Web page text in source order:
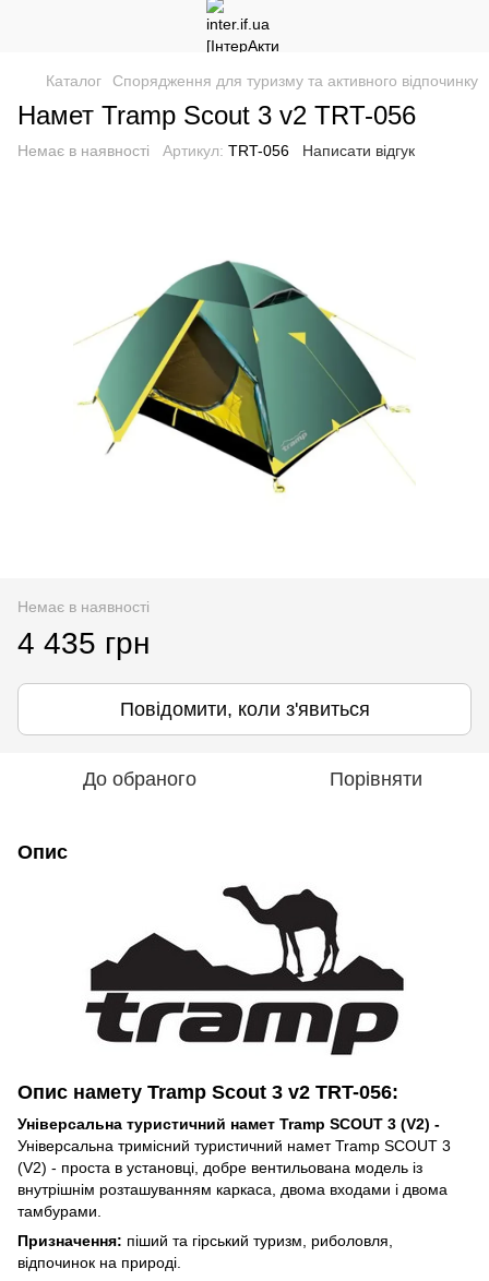
Каталог Спорядження для туризму та активного відпочинку
Намет Tramp Scout 3 v2 TRT-056
Немає в наявності Артикул: TRT-056 Написати відгук
Немає в наявності
4 435 грн
Повідомити, коли з'явиться
До обраного Порівняти
Опис
Опис намету Tramp Scout 3 v2 TRT-056:
Універсальна туристичний намет Tramp SCOUT 3 (V2) -
Універсальна тримісний туристичний намет Tramp SCOUT 3
(V2) - проста в установці, добре вентильована модель із
внутрішнім розташуванням каркаса, двома входами і двома
тамбурами.
Призначення: піший та гірський туризм, риболовля,
відпочинок на природі.